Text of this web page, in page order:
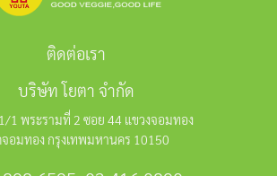
ติดต่อเรา
บริษัท โยตา จำกัด
1 พระรามที่ 2 ซอย 44 แขวงจอมทอง
จอมทอง กรุงเทพมหานคร 10150